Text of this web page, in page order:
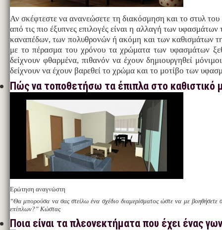
Αν σκέφτεστε να ανανεώσετε τη διακόσμηση και το στυλ του
από τις πιο έξυπνες επιλογές είναι η αλλαγή των
καναπέδων, των πολυθρονών ή ακόμη και των καθισμάτων
με το πέρασμα του χρόνου τα χρώματα των υφασμάτων
δείχνουν φθαρμένα, πιθανόν να έχουν δημιουργηθεί
δείχνουν να έχουν βαρεθεί το χρώμα και το μοτίβο των
Πώς να τοποθετήσω τα έπιπλα στο καθιστικό
Ερώτηση αναγνώστη
“Θα μπορούσα να σας στείλω ένα σχέδιο διαμερίσματος ώστε να με βοηθήσετε
επίπλων?” Κώστας
Ποια είναι τα πλεονεκτήματα που έχει ένας